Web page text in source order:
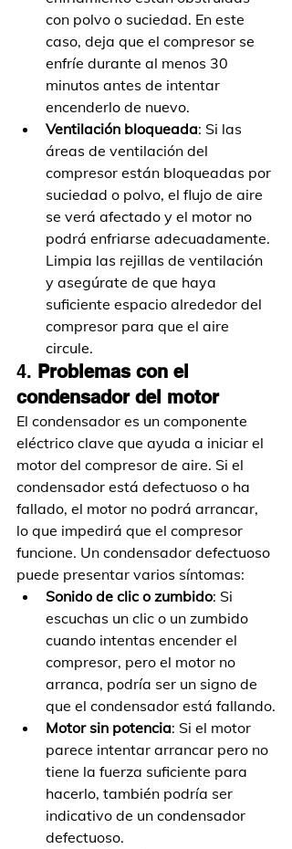
con polvo o suciedad. En este
caso, deja que el compresor se
enfríe durante al menos 30
minutos antes de intentar
encenderlo de nuevo.
Ventilación bloqueada: Si las
áreas de ventilación del
compresor están bloqueadas por
suciedad o polvo, el flujo de aire
se verá afectado y el motor no
podrá enfriarse adecuadamente.
Limpia las rejillas de ventilación
y asegúrate de que haya
suficiente espacio alrededor del
compresor para que el aire
circule.
4. Problemas con el
condensador del motor
El condensador es un componente
eléctrico clave que ayuda a iniciar el
motor del compresor de aire. Si el
condensador está defectuoso o ha
fallado, el motor no podrá arrancar,
lo que impedirá que el compresor
funcione. Un condensador defectuoso
puede presentar varios síntomas:
Sonido de clic o zumbido: Si
escuchas un clic o un zumbido
cuando intentas encender el
compresor, pero el motor no
arranca, podría ser un signo de
que el condensador está fallando.
Motor sin potencia: Si el motor
parece intentar arrancar pero no
tiene la fuerza suficiente para
hacerlo, también podría ser
indicativo de un condensador
defectuoso.